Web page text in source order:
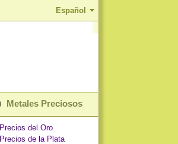
Español
Metales Preciosos
Precios del Oro
Precios de la Plata